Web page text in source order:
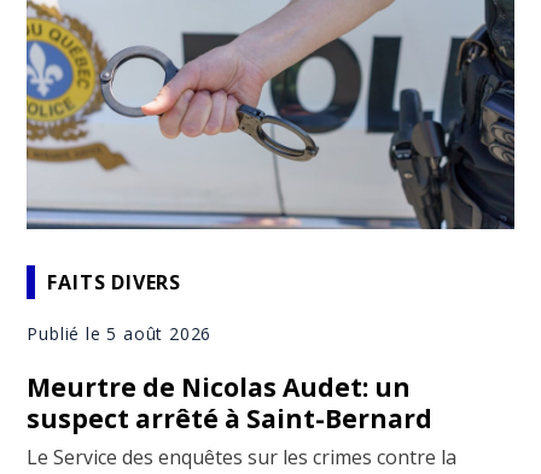
FAITS DIVERS
Publié le 5 août 2026
Meurtre de Nicolas Audet: un
suspect arrêté à Saint-Bernard
Le Service des enquêtes sur les crimes contre la